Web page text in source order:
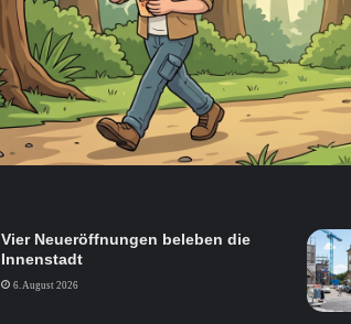
Vier Neueröffnungen beleben die
Innenstadt
6. August 2026